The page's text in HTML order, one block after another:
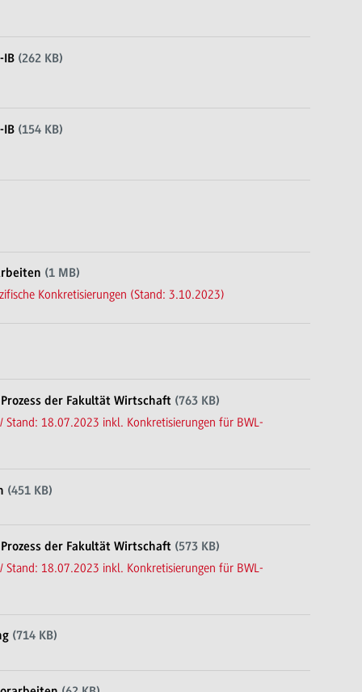
IB (262 KB)
IB (154 KB)
(1 MB)
Konkretisierungen (Stand: 3.10.2023)
der Fakultät Wirtschaft (763 KB)
18.07.2023 inkl. Konkretisierungen für BWL-
(451 KB)
der Fakultät Wirtschaft (573 KB)
18.07.2023 inkl. Konkretisierungen für BWL-
(714 KB)